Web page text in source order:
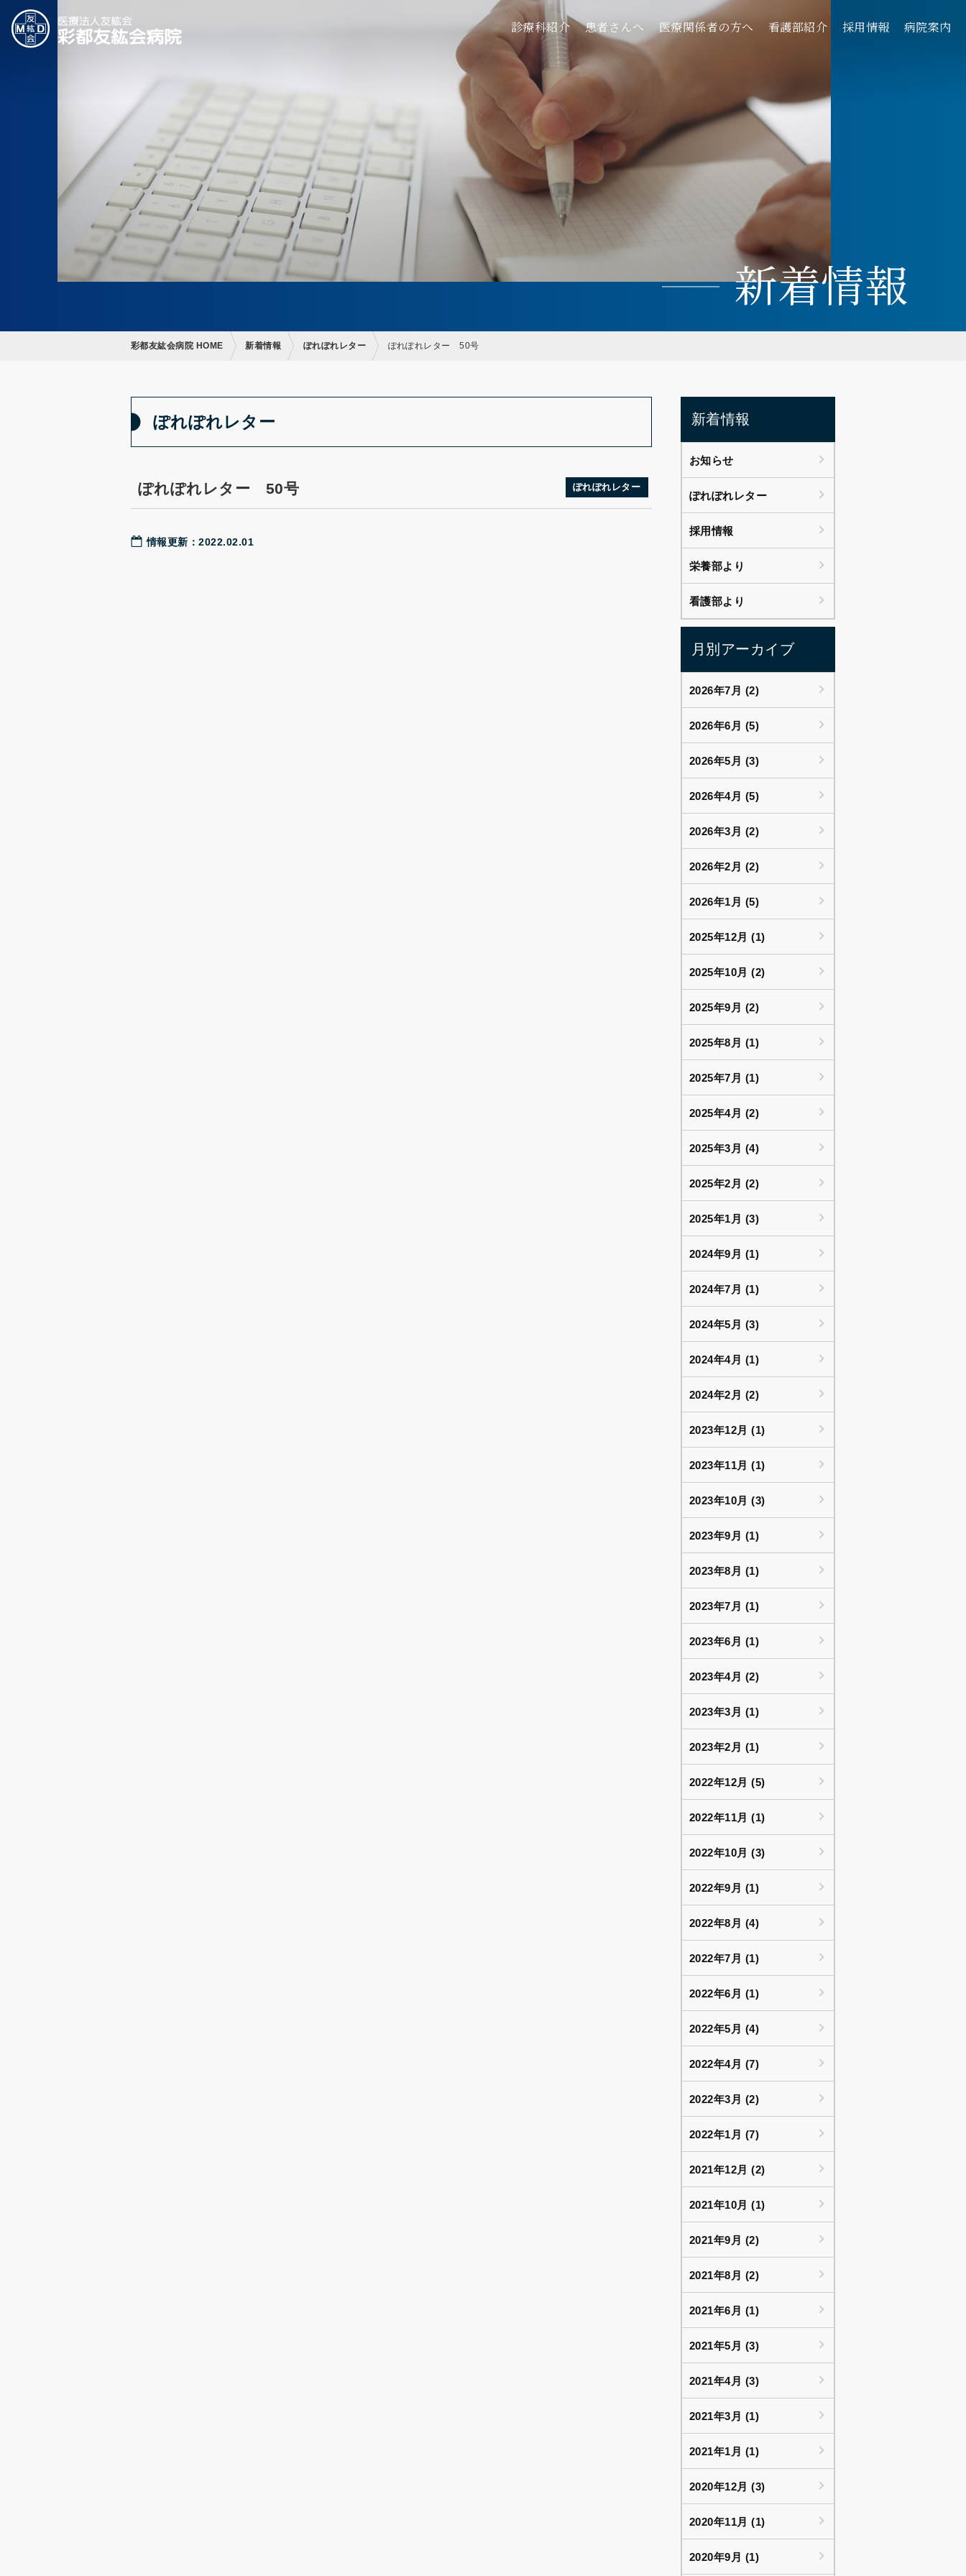
診療科紹介 患者さんへ 医療関係者の方へ 看護部紹介 採用情報 病院案内
新着情報
彩都友紘会病院 HOME 新着情報 ぽれぽれレター ぽれぽれレター 50号
ぽれぽれレター
ぽれぽれレター
ぽれぽれレター 50号
情報更新：2022.02.01
新着情報
お知らせ
ぽれぽれレター
採用情報
栄養部より
看護部より
月別アーカイブ
2026年7月 (2)
2026年6月 (5)
2026年5月 (3)
2026年4月 (5)
2026年3月 (2)
2026年2月 (2)
2026年1月 (5)
2025年12月 (1)
2025年10月 (2)
2025年9月 (2)
2025年8月 (1)
2025年7月 (1)
2025年4月 (2)
2025年3月 (4)
2025年2月 (2)
2025年1月 (3)
2024年9月 (1)
2024年7月 (1)
2024年5月 (3)
2024年4月 (1)
2024年2月 (2)
2023年12月 (1)
2023年11月 (1)
2023年10月 (3)
2023年9月 (1)
2023年8月 (1)
2023年7月 (1)
2023年6月 (1)
2023年4月 (2)
2023年3月 (1)
2023年2月 (1)
2022年12月 (5)
2022年11月 (1)
2022年10月 (3)
2022年9月 (1)
2022年8月 (4)
2022年7月 (1)
2022年6月 (1)
2022年5月 (4)
2022年4月 (7)
2022年3月 (2)
2022年1月 (7)
2021年12月 (2)
2021年10月 (1)
2021年9月 (2)
2021年8月 (2)
2021年6月 (1)
2021年5月 (3)
2021年4月 (3)
2021年3月 (1)
2021年1月 (1)
2020年12月 (3)
2020年11月 (1)
2020年9月 (1)